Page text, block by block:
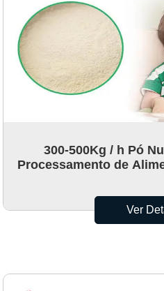
300-500Kg / h Pó
Processamento de
Ver